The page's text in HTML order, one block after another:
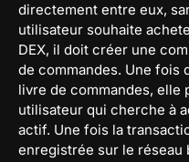
directement entre eux,
utilisateur souhaite
DEX, il doit créer une
de commandes. Une fois
livre de commandes, elle
utilisateur qui cherche à
actif. Une fois la
enregistrée sur le réseau